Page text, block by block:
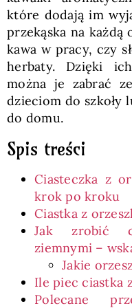
które dodają im
przekąska na każdą
kawa w pracy, czy
herbaty. Dzięki
można je zabrać
dzieciom do szkoły
do domu.
Spis treści
Ciasteczka z
krok po kroku
Ciastka z
Jak zrobić
ziemnymi –
Jakie
Ile piec ciastka
Polecane